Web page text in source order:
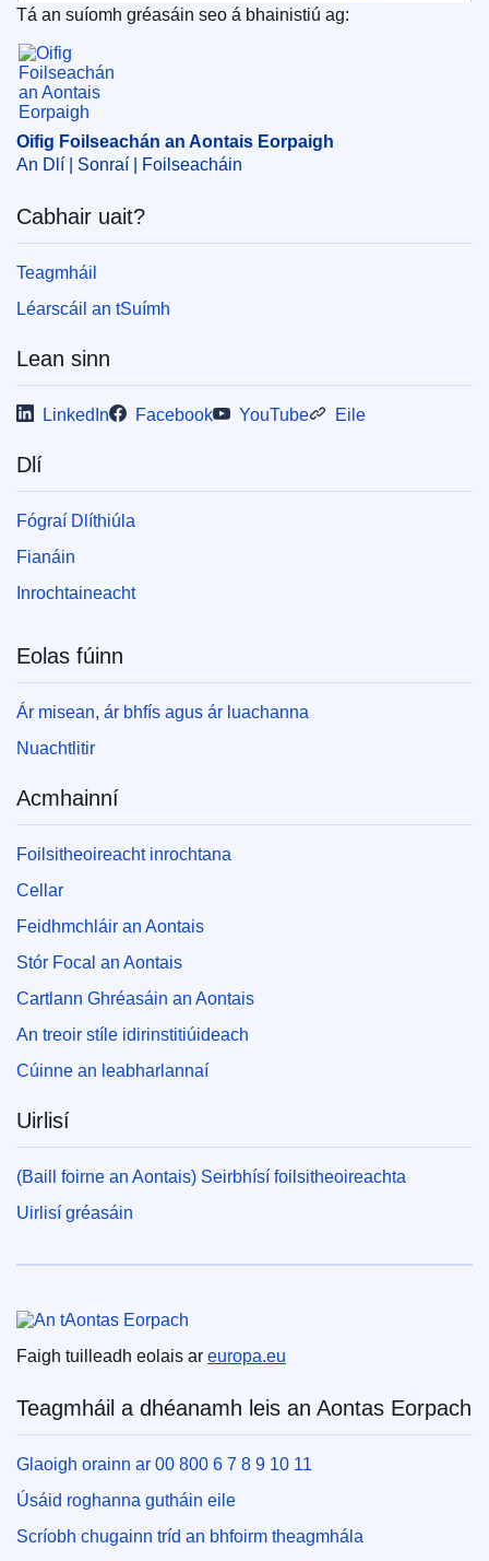
Chomhphobail um Chineálacha Plandaí(Comhlacht nó
Ábhar: acmhainní buiséadacha
buiséad ginearálta (AE)
caiteachas AE,cuntais a fhoilsiú
CELEX : 32025B00839
ELI : C/2025/839/oj
OJ : C_202500839
IMMC : 19-CPVO-AB1-2025-XML
Oifig Foilseachán an Aontais Eorpaigh
Tá an suíomh gréasáin seo á bhainistiú ag:
Oifig Foilseachán an Aontais Eorpaigh
An Dlí | Sonraí | Foilseacháin
Cabhair uait?
Teagmháil
Léarscáil an tSuímh
Lean sinn
LinkedIn Facebook YouTube Eile
Dlí
Fógraí Dlíthiúla
Fianáin
Inrochtaineacht
Eolas fúinn
Ár misean, ár bhfís agus ár luachanna
Nuachtlitir
Acmhainní
Foilsitheoireacht inrochtana
Cellar
Feidhmchláir an Aontais
Stór Focal an Aontais
Cartlann Ghréasáin an Aontais
An treoir stíle idirinstitiúideach
Cúinne an leabharlannaí
Uirlisí
(Baill foirne an Aontais) Seirbhísí foilsitheoireachta
Uirlisí gréasáin
Faigh tuilleadh eolais ar europa.eu
Teagmháil a dhéanamh leis an Aontas Eorpach
Glaoigh orainn ar 00 800 6 7 8 9 10 11
Úsáid roghanna gutháin eile
Scríobh chugainn tríd an bhfoirm theagmhála